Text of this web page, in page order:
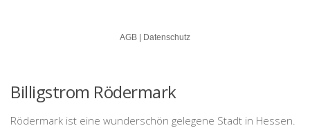
Billigstrom Rödermark
Rödermark ist eine wunderschön gelegene Stadt in Hessen.